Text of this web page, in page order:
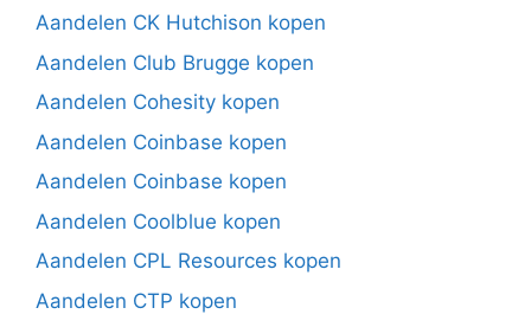
Aandelen CK Hutchison kopen
Aandelen Club Brugge kopen
Aandelen Cohesity kopen
Aandelen Coinbase kopen
Aandelen Coinbase kopen
Aandelen Coolblue kopen
Aandelen CPL Resources kopen
Aandelen CTP kopen